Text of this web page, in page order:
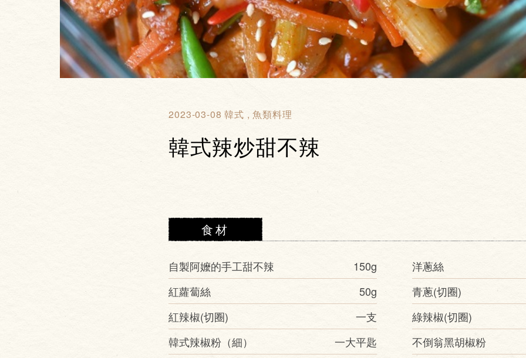
2023-03-08 韓式 魚類料理
韓式辣炒甜不辣
食材
自製阿嬤的手工甜不辣 150g
洋蔥絲
紅蘿蔔絲
50g
青蔥(切圈)
紅辣椒(切圈)
一支
綠辣椒(切圈)
韓式辣椒粉（細）
一大平匙
不倒翁黑胡椒粉